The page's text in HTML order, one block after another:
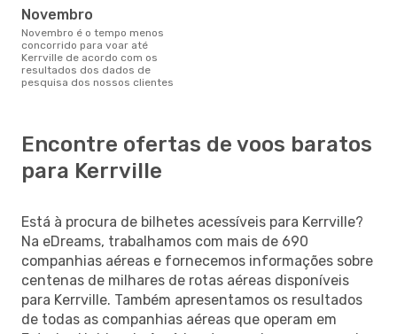
novembro
novembro é o tempo menos
concorrido para voar até
Kerrville de acordo com os
resultados dos dados de
pesquisa dos nossos clientes
Encontre ofertas de voos baratos
para Kerrville
Está à procura de bilhetes acessíveis para Kerrville?
Na eDreams, trabalhamos com mais de 690
companhias aéreas e fornecemos informações sobre
centenas de milhares de rotas aéreas disponíveis
para Kerrville. Também apresentamos os resultados
de todas as companhias aéreas que operam em